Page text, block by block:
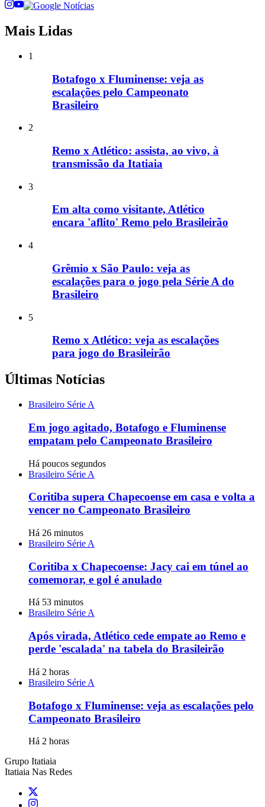
Mais Lidas
1
Botafogo x Fluminense: veja as
escalações pelo Campeonato
Brasileiro
2
Remo x Atlético: assista, ao vivo, à
transmissão da Itatiaia
3
Em alta como visitante, Atlético
encara 'aflito' Remo pelo Brasileirão
4
Grêmio x São Paulo: veja as
escalações para o jogo pela Série A do
Brasileiro
5
Remo x Atlético: veja as escalações
para jogo do Brasileirão
Últimas Notícias
Brasileiro Série A
Em jogo agitado, Botafogo e Fluminense
empatam pelo Campeonato Brasileiro
Há poucos segundos
Brasileiro Série A
Coritiba supera Chapecoense em casa e volta a
vencer no Campeonato Brasileiro
Há 26 minutos
Brasileiro Série A
Coritiba x Chapecoense: Jacy cai em túnel ao
comemorar, e gol é anulado
Há 53 minutos
Brasileiro Série A
Após virada, Atlético cede empate ao Remo e
perde 'escalada' na tabela do Brasileirão
Há 2 horas
Brasileiro Série A
Botafogo x Fluminense: veja as escalações pelo
Campeonato Brasileiro
Há 2 horas
Grupo Itatiaia
Itatiaia Nas Redes